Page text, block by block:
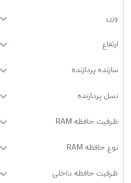
وزن
ارتفاع
سازنده پردازنده
نسل پردازنده
ظرفیت حافظه RAM
نوع حافظه RAM
ظرفیت حافظه داخلی